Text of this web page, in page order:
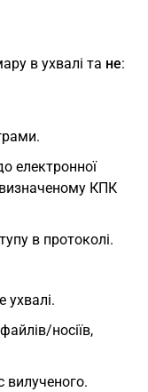
в ухвалі та не:
електронної
КПК
в протоколі.
ухвалі.
носіїв,
вилученого.